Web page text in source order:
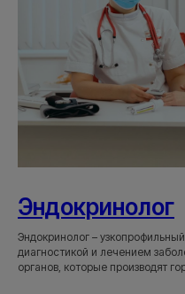
Эндокринолог
Эндокринолог –
диагностикой и лечением
органов, которые производят